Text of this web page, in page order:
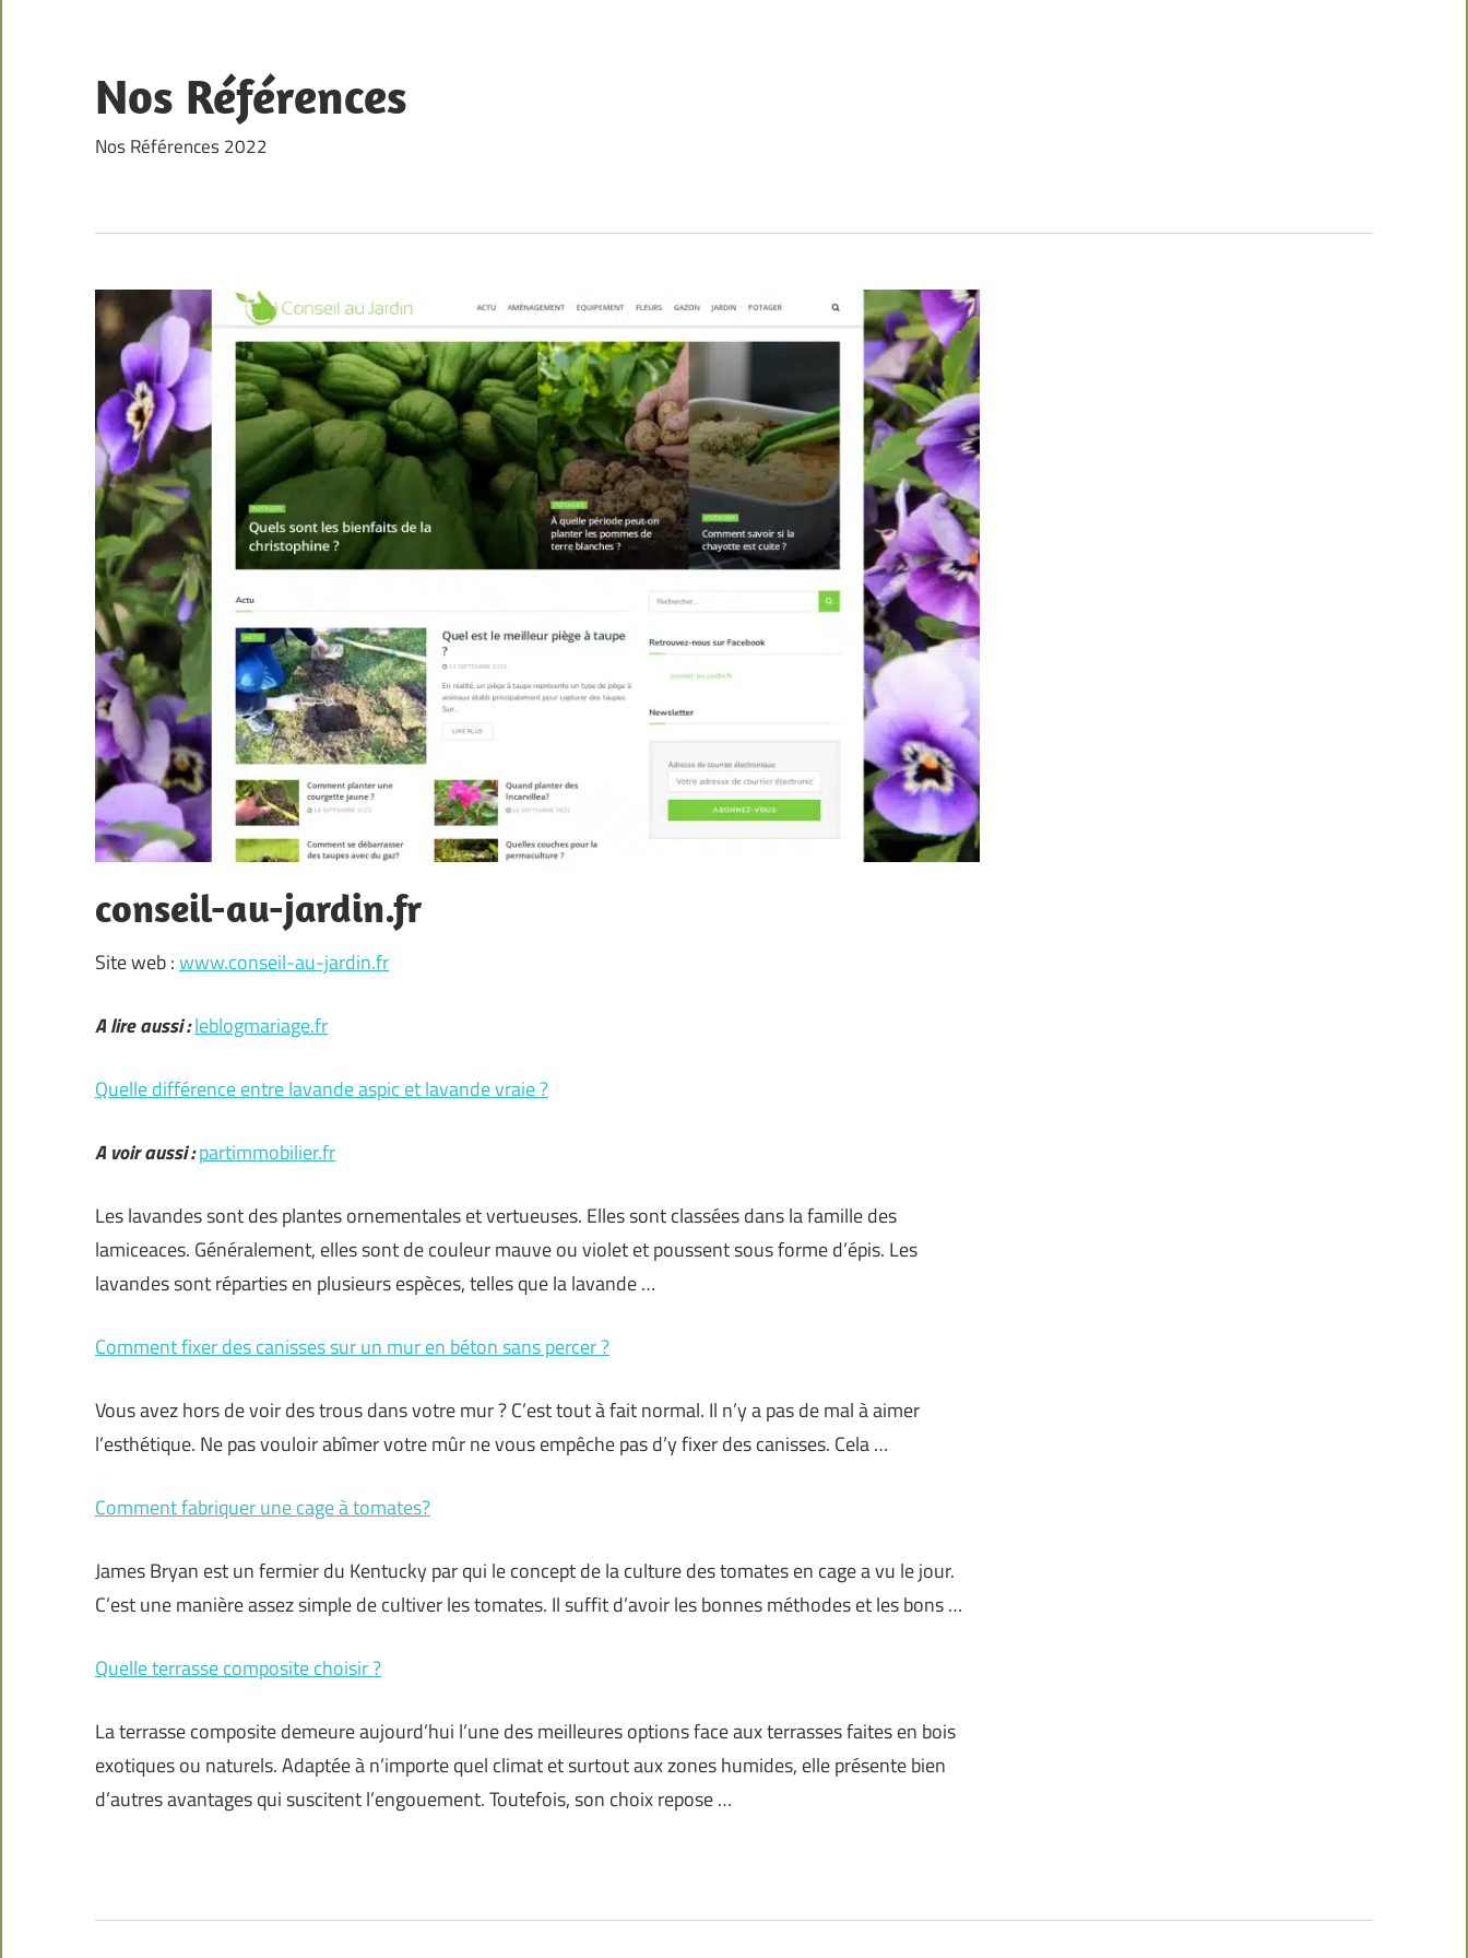
content
Nos Références
Nos Références 2022
conseil-au-jardin.fr
Site web :www.conseil-au-jardin.fr
A lire aussi :leblogmariage.fr
Quelle différence entre lavande aspic et lavande vraie ?
A voir aussi :partimmobilier.fr
Les lavandes sont des plantes ornementales et vertueuses. Elles sont classées dans la famille des
lamiceaces. Généralement, elles sont de couleur mauve ou violet et poussent sous forme d’épis. Les
lavandes sont réparties en plusieurs espèces, telles que la lavande …
Comment fixer des canisses sur un mur en béton sans percer ?
Vous avez hors de voir des trous dans votre mur ? C’est tout à fait normal. Il n’y a pas de mal à aimer
l’esthétique. Ne pas vouloir abîmer votre mûr ne vous empêche pas d’y fixer des canisses. Cela …
Comment fabriquer une cage à tomates?
James Bryan est un fermier du Kentucky par qui le concept de la culture des tomates en cage a vu le jour.
C’est une manière assez simple de cultiver les tomates. Il suffit d’avoir les bonnes méthodes et les bons …
Quelle terrasse composite choisir ?
La terrasse composite demeure aujourd’hui l’une des meilleures options face aux terrasses faites en bois
exotiques ou naturels. Adaptée à n’importe quel climat et surtout aux zones humides, elle présente bien
d’autres avantages qui suscitent l’engouement. Toutefois, son choix repose …